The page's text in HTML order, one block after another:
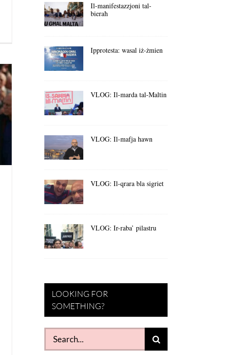
Il-manifestazzjoni tal-
bieraħ
Ipprotesta: wasal iż-żmien
VLOG: Il-marda tal-Maltin
VLOG: Il-mafja hawn
VLOG: Il-qrara bla sigriet
VLOG: Ir-raba’ pilastru
LOOKING FOR
SOMETHING?
Search
for: